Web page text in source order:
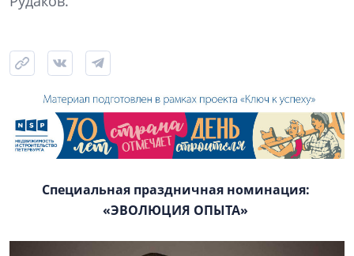
Специальная праздничная номинация:
«ЭВОЛЮЦИЯ ОПЫТА»